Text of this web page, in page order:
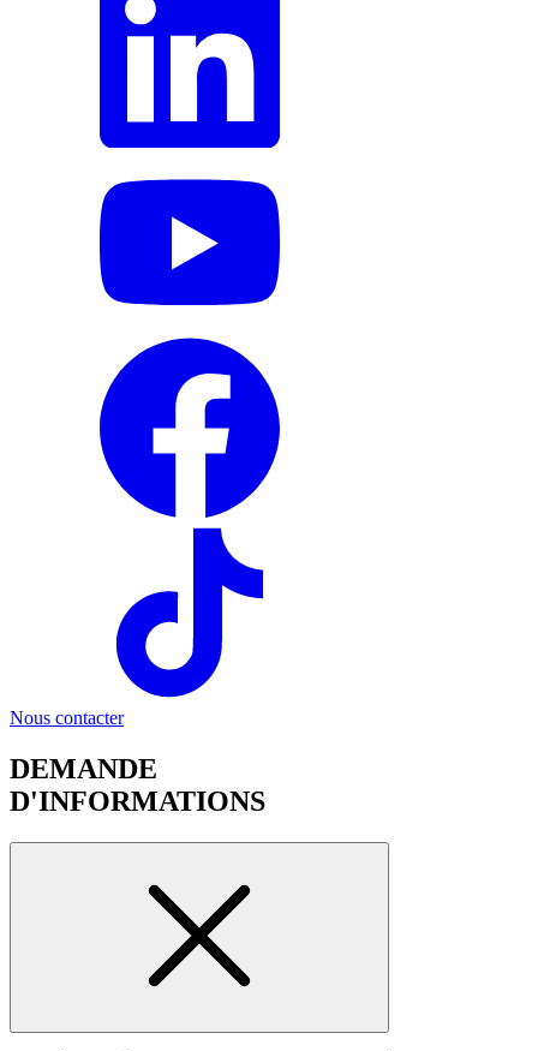
Nous contacter
DEMANDE
D'INFORMATIONS